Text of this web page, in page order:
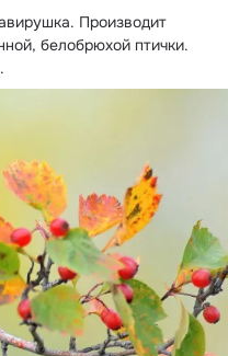
Производит
белобрюхой птички.